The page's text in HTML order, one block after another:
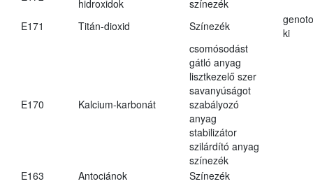
hidroxidok
színezék
E171
Titán-dioxid Színezék
ki
E170 Kalcium-karbonát
csomósodást
gátló anyag
lisztkezelő szer
savanyúságot
szabályozó
anyag
stabilizátor
szilárdító anyag
színezék
E163
Antociánok
Színezék